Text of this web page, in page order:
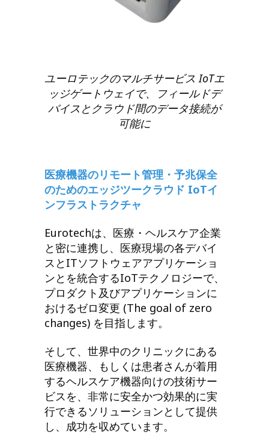
ユーロテックのマルチサービス IoTエ
ッジゲートウェイで、フィールドデ
バイスとクラウド間のデータ接続が
可能に
医療機器のリモート管理・予兆保全
のためのエッジツークラウド IoTイ
ンフラストラクチャ
Eurotechは、医療・ヘルスケア企業
と密に連携し、医療現場の各デバイ
スとITソフトウェアアプリケーショ
ンとを統合するIoTテクノロジーで、
プロダクト及びアプリケーションに
おけるゼロ変更 (The goal of zero
changes) を目指します。
そして、世界中のクリニックにある
医療機器、もしくは患者さんが着用
するヘルスケア機器向けの技術サー
ビスを、非常に安全かつ効果的に実
行できるソリューションとして提供
し、成功を収めています。